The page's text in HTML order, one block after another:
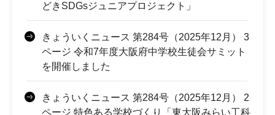
どきSDGsジュニアプロジェクト」
きょういくニュース 第284号（2025年12月） 3
ページ 令和7年度大阪府中学校生徒会サミット
を開催しました
きょういくニュース 第284号（2025年12月） 2
ページ 特色ある学校づくり「東大阪みらい工科